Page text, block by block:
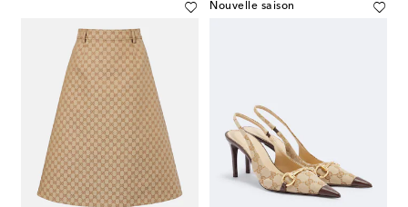
Nouvelle saison